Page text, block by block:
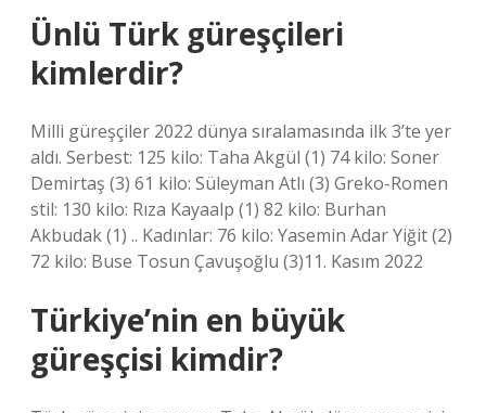
Ünlü Türk güreşçileri
kimlerdir?
Milli güreşçiler 2022 dünya sıralamasında ilk 3’te yer
aldı. Serbest: 125 kilo: Taha Akgül (1) 74 kilo: Soner
Demirtaş (3) 61 kilo: Süleyman Atlı (3) Greko-Romen
stil: 130 kilo: Rıza Kayaalp (1) 82 kilo: Burhan
Akbudak (1) .. Kadınlar: 76 kilo: Yasemin Adar Yiğit (2)
72 kilo: Buse Tosun Çavuşoğlu (3)11. Kasım 2022
Türkiye’nin en büyük
güreşçisi kimdir?